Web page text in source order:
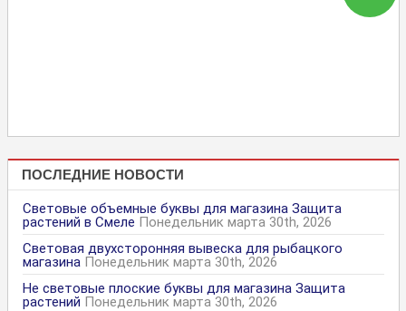
ПОСЛЕДНИЕ НОВОСТИ
Световые объемные буквы для магазина Защита
растений в Смеле Понедельник марта 30th, 2026
Световая двухсторонняя вывеска для рыбацкого
магазина Понедельник марта 30th, 2026
Не световые плоские буквы для магазина Защита
растений Понедельник марта 30th, 2026